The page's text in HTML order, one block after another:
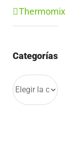
Thermomix
Categorías
Categorías